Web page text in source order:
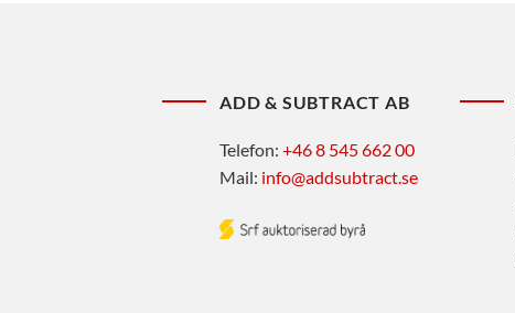
ADD & SUBTRACT AB
Telefon: +46 8 545 662 00
Mail: info@addsubtract.se